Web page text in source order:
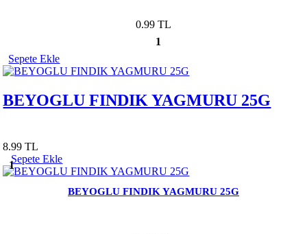
0.99 TL
1
Sepete Ekle
BEYOGLU FINDIK YAGMURU 25G
8.99 TL
1
Sepete Ekle
BEYOGLU FINDIK YAGMURU 25G